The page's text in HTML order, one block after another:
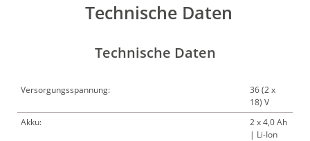
Technische Daten
Technische Daten
Versorgungsspannung:
36 (2 x
18) V
Akku:
2 x 4,0 Ah
| Li-Ion